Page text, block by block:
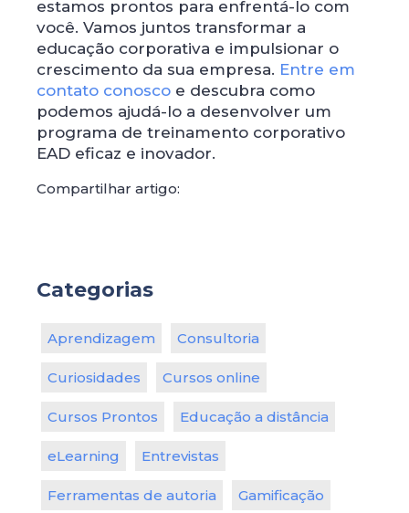
estamos prontos para enfrentá-lo com
você. Vamos juntos transformar a
educação corporativa e impulsionar o
crescimento da sua empresa. Entre em
contato conosco e descubra como
podemos ajudá-lo a desenvolver um
programa de treinamento corporativo
EAD eficaz e inovador.
Compartilhar artigo:
Categorias
Aprendizagem Consultoria
Curiosidades Cursos online
Cursos Prontos Educação a distância
eLearning Entrevistas
Ferramentas de autoria Gamificação